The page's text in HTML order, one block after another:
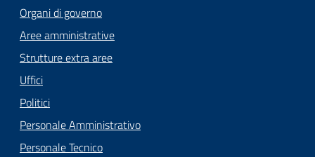
Organi di governo
Aree amministrative
Strutture extra aree
Uffici
Politici
Personale Amministrativo
Personale Tecnico